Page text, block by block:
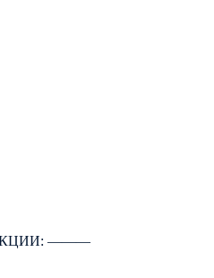
―――